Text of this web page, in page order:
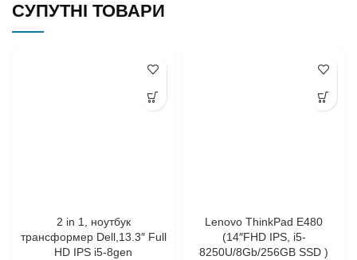
СУПУТНІ ТОВАРИ
2 in 1, ноутбук
трансформер Dell,13.3″ Full
HD IPS i5-8gen
Lenovo ThinkPad E480
(14″FHD IPS, i5-
8250U/8Gb/256GB SSD )